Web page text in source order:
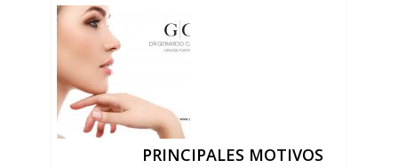
PRINCIPALES MOTIVOS